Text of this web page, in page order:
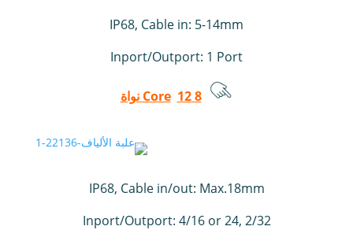
IP68, Cable in: 5-14mm
Inport/Outport: 1 Port
8 Core 12 نواة
IP68, Cable in/out: Max.18mm
Inport/Outport: 4/16 or 24, 2/32